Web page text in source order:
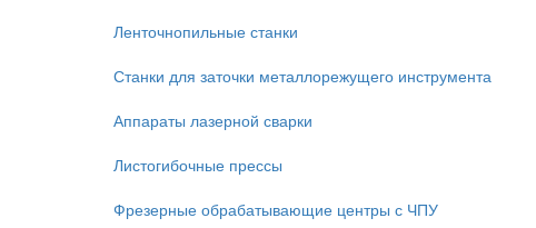
Ленточнопильные станки
Станки для заточки металлорежущего инструмента
Аппараты лазерной сварки
Листогибочные прессы
Фрезерные обрабатывающие центры с ЧПУ